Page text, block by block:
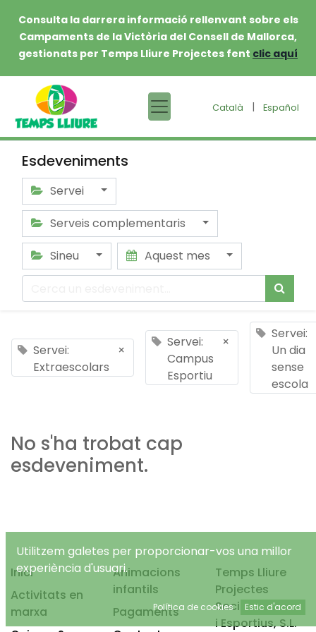
Consulta la darrera informació rellenvant sobre els
Campaments de la Victòria del Consell de Mallorca,
gestionats per Temps Lliure Projectes fent clic aquí
Català | Español
Esdeveniments
Servei
Serveis complementaris
Sineu
Aquest mes
Servei:
Extraescolars
×
Servei:
Campus
Esportiu
×
Servei:
Un dia
sense
escola
No s'ha trobat cap
esdeveniment.
Inici
Activitats en
marxa
Animacions
infantils
Pagaments
Temps Lliure
Projectes
Socioeducatius
i Esportius, S.L.
Utilitzem galetes per proporcionar-vos una millor
experiència d'usuari.
Política de cookies Estic d'acord